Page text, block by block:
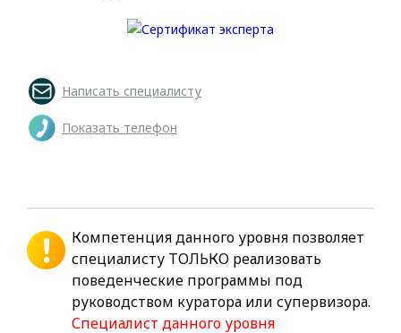
Написать специалисту
Показать телефон
Компетенция данного уровня позволяет
специалисту ТОЛЬКО реализовать
поведенческие программы под
руководством куратора или супервизора.
Специалист данного уровня